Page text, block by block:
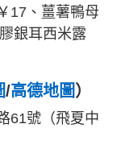
17、薑薯鴨母
銀耳西米露
/高德地圖 ）
61號（飛夏中